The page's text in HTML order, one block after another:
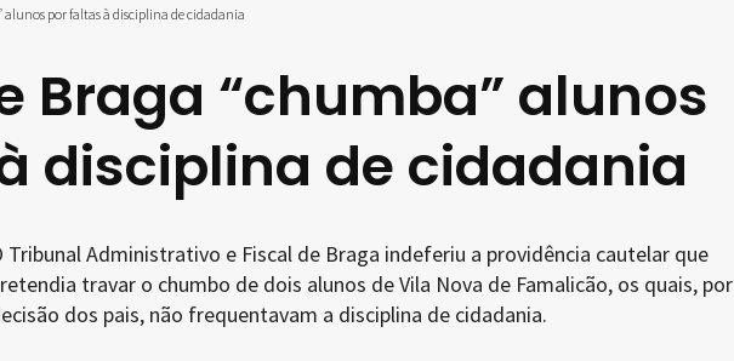
por faltas à disciplina de cidadania
Braga “chumba” alunos
disciplina de cidadania
Tribunal Administrativo e Fiscal de Braga indeferiu a providência cautelar que
travar o chumbo de dois alunos de Vila Nova de Famalicão, os quais, por
dos pais, não frequentavam a disciplina de cidadania.